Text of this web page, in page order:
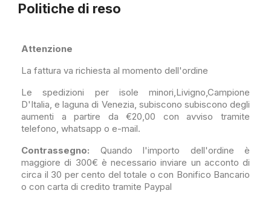
Politiche di reso
Attenzione
La fattura va richiesta al momento dell'ordine
Le spedizioni per isole minori,Livigno,Campione
D'Italia, e laguna di Venezia, subiscono subiscono degli
aumenti a partire da €20,00 con avviso tramite
telefono, whatsapp o e-mail.
Contrassegno: Quando l'importo dell'ordine è
maggiore di 300€ è necessario inviare un acconto di
circa il 30 per cento del totale o con Bonifico Bancario
o con carta di credito tramite Paypal